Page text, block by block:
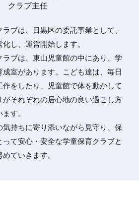
ブは、目黒区の委託事業として、
化し、運営開始します。
ブは、東山児童館の中にあり、学
室があります。こども達は、毎日
作をしたり、児童館で体を動かして
それぞれの居心地の良い過ごし方
す。
気持ちに寄り添いながら見守り、保
て安心・安全な学童保育クラブと
ていきます。
クラブ主任